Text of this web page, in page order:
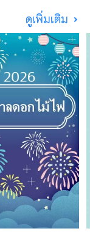
ธรรมชาติ ใน
และคุณถูกล้อม
ดมสมบูรณ์
อ่างอาบน้ำไม้
ลิดเพลินกับ
Kitty และ
งเที่ยว
ดูเพิ่มเติม